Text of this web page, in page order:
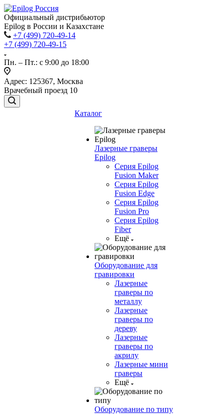
Официальный дистрибьютор
Epilog в России и Казахстане
+7 (499) 720-49-14
+7 (499) 720-49-15
Пн. – Пт.: с 9:00 до 18:00
Адрес: 125367, Москва
Врачебный проезд 10
Каталог
Лазерные граверы
Epilog
Серия Epilog
Fusion Maker
Серия Epilog
Fusion Edge
Серия Epilog
Fusion Pro
Серия Epilog
Fiber
Ещё
Оборудование для
гравировки
Лазерные
граверы по
металлу
Лазерные
граверы по
дереву
Лазерные
граверы по
акрилу
Лазерные мини
граверы
Ещё
Оборудование по типу